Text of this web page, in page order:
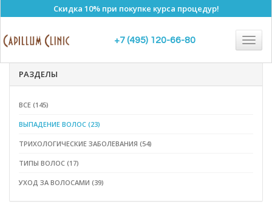
Скидка 10% при покупке курса процедур!
+7 (495) 120-66-80
Полезные статьи
РАЗДЕЛЫ
ВСЕ (145)
ВЫПАДЕНИЕ ВОЛОС (23)
ТРИХОЛОГИЧЕСКИЕ ЗАБОЛЕВАНИЯ (54)
ТИПЫ ВОЛОС (17)
УХОД ЗА ВОЛОСАМИ (39)